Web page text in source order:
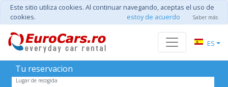
Este sitio utiliza cookies. Al continuar navegando, aceptas el uso de
cookies.
estoy de acuerdo Saber más
ES
Tu reservacion
Lugar de recogida